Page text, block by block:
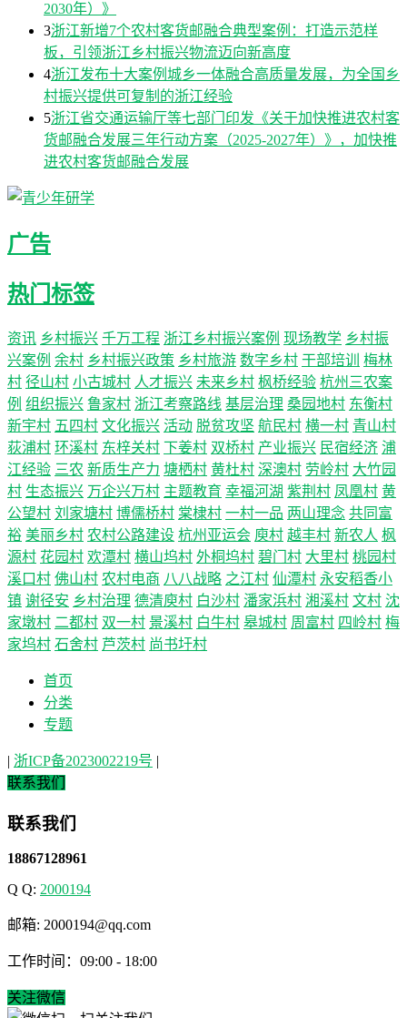
2030年）》
3浙江新增7个农村客货邮融合典型案例：打造示范样
板，引领浙江乡村振兴物流迈向新高度
4浙江发布十大案例城乡一体融合高质量发展，为全国乡
村振兴提供可复制的浙江经验
5浙江省交通运输厅等七部门印发《关于加快推进农村客
货邮融合发展三年行动方案（2025-2027年）》，加快推
进农村客货邮融合发展
广告
热门标签
资讯 乡村振兴 千万工程 浙江乡村振兴案例 现场教学 乡村振
兴案例 余村 乡村振兴政策 乡村旅游 数字乡村 干部培训
梅林
村 径山村 小古城村 人才振兴 未来乡村 枫桥经验 杭州三农案
例 组织振兴 鲁家村 浙江考察路线 基层治理 桑园地村 东衡村
新宇村 五四村 文化振兴 活动 脱贫攻坚 航民村 横一村 青山村
荻浦村 环溪村 东梓关村 下姜村 双桥村 产业振兴 民宿经济 浦
江经验 三农 新质生产力 塘栖村 黄杜村 深澳村 劳岭村 大竹园
村 生态振兴 万企兴万村 主题教育 幸福河湖 紫荆村 凤凰村 黄
公望村 刘家塘村 博儒桥村 棠棣村 一村一品 两山理念 共同富
裕 美丽乡村 农村公路建设 杭州亚运会 庾村 越丰村 新农人 枫
源村 花园村 欢潭村 横山坞村 外桐坞村 碧门村 大里村 桃园村
溪口村 佛山村 农村电商 八八战略 之江村 仙潭村 永安稻香小
镇 谢径安 乡村治理 德清庾村 白沙村 潘家浜村 湘溪村 文村 沈
家墩村 二都村 双一村 景溪村 白牛村 皋城村 周富村 四岭村 梅
家坞村 石舍村 芦茨村 尚书圩村
首页
分类
专题
| 浙ICP备2023002219号 |
联系我们
联系我们
18867128961
Q Q: 2000194
邮箱: 2000194@qq.com
工作时间：09:00 - 18:00
关注微信